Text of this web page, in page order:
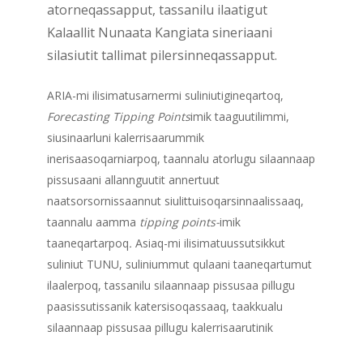
atorneqassapput, tassanilu ilaatigut
Kalaallit Nunaata Kangiata sineriaani
silasiutittallimat pilersinneqassapput.
ARIA-mi ilisimatusarnermi suliniutigineqartoq,
Forecasting Tipping Pointsimik taaguutilimmi,
siusinaarluni kalerrisaarummik
inerisaasoqarniarpoq, taannalu atorlugu silaannaap
pissusaani allannguutit annertuut
naatsorsornissaannut siulittuisoqarsinnaalissaaq,
taannalu aamma tipping points-imik
taaneqartarpoq. Asiaq-mi ilisimatuussutsikkut
suliniut TUNU, suliniummut qulaani taaneqartumut
ilaalerpoq, tassanilu silaannaap pissusaa pillugu
paasissutissanik katersisoqassaaq, taakkualu
silaannaap pissusaa pillugu kalerrisaarutinik